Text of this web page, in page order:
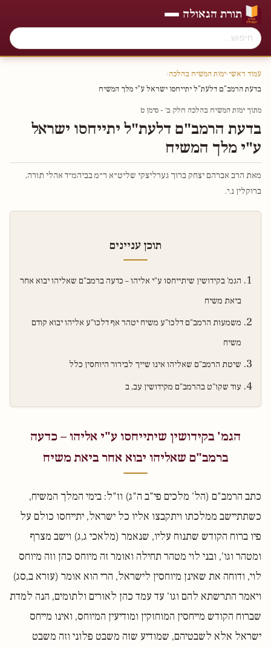
תורת הגאולה
עמוד ראשי›ימות המשיח בהלכה›
בדעת הרמב"ם דלעת"ל יתייחסו ישראל ע"י מלך המשיח
מתוך ימות המשיח בהלכה חלק ב׳ - סימן ט
בדעת הרמב"ם דלעת"ל יתייחסו ישראל
ע"י מלך המשיח
מאת הרב אברהם יצחק ברוך גערליצקי שליט״א ר״מ בביהמ״ד אהלי תורה,
ברוקלין נ.י.
תוכן עניינים
הגמ' בקידושין שיתייחסו ע"י אליהו – כדעה ברמב"ם שאליהו יבוא אחר
ביאת משיח
משמעות הרמב"ם דלכו"ע משיח יטהר אף דלכו"ע אליהו יבוא קודם
משיח
שיטת הרמב"ם שאליהו אינו שייך לבירור היוחסין כלל
עוד שקו"ט בהרמב"ם מקידושין עב, ב
הגמ' בקידושין שיתייחסו ע"י אליהו – כדעה
ברמב"ם שאליהו יבוא אחר ביאת משיח
כתב הרמב"ם (הל' מלכים פי"ב ה"ג) וז"ל: בימי המלך המשיח,
כשתתיישב ממלכתו ויתקבצו אליו כל ישראל, יתייחסו כולם על
פיו ברוח הקודש שתנוח עליו, שנאמר (מלאכי ג,ג) וישב מצרף
ומטהר וגו', ובני לוי מטהר תחילה ואומר זה מיוחס כהן וזה מיוחס
לוי, ודוחה את שאינן מיוחסין לישראל, הרי הוא אומר (עזרא ב,סג)
ויאמר התרשתא להם וגו' עד עמד כהן לאורים ולתומים, הנה למדת
שברוח הקודש מייחסין המוחזקין ומודיעין המיוחס, ואינו מייחס
ישראל אלא לשבטיהם, שמודיע שזה משבט פלוני וזה משבט